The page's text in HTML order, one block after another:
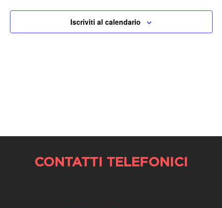
Iscriviti al calendario
CONTATTI TELEFONICI